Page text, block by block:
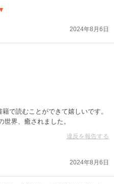
2024年8月6日
で読むことができて嬉しいです。
界、癒されました。
違反を報告する
2024年8月6日